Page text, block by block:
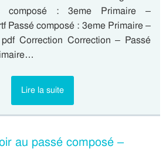
composé : 3eme Primaire –
Passé composé : 3eme Primaire –
Correction Correction – Passé
Lire la suite
au passé composé –